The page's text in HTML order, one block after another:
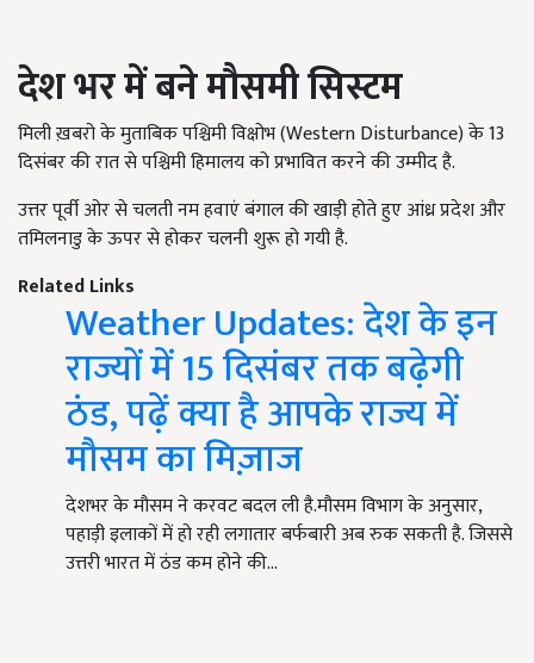
देश भर में बने मौसमी सिस्टम
मिली ख़बरो के मुताबिक पश्चिमी विक्षोभ (Western Disturbance)के13
दिसंबर की रात से पश्चिमी हिमालय को प्रभावित करने की उम्मीद है.
उत्तर पूर्वी ओर से चलती नम हवाएं बंगाल की खाड़ी होते हुए आंध्र प्रदेश और
तमिलनाडु के ऊपर से होकर चलनी शुरू हो गयी है.
Related Links
Weather Updates: देश के इन
राज्यों में 15 दिसंबर तक बढ़ेगी
ठंड, पढ़ें क्या है आपके राज्य में
मौसम का मिज़ाज
देशभर के मौसम ने करवट बदल ली है.मौसम विभाग के अनुसार,
पहाड़ी इलाकों में हो रही लगातार बर्फबारी अब रुक सकती है. जिससे
उत्तरी भारत में ठंड कम होने की…